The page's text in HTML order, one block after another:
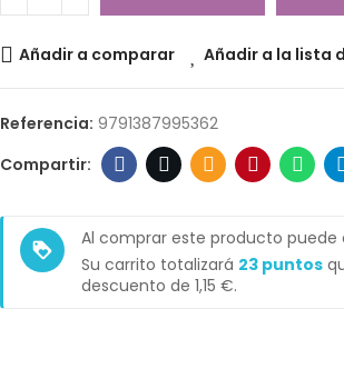
Añadir a comparar Añadir a la lista
Referencia: 9791387995362
loyalty
Al comprar este producto puede
Su carrito totalizará 23 puntos
descuento de 1,15 €.